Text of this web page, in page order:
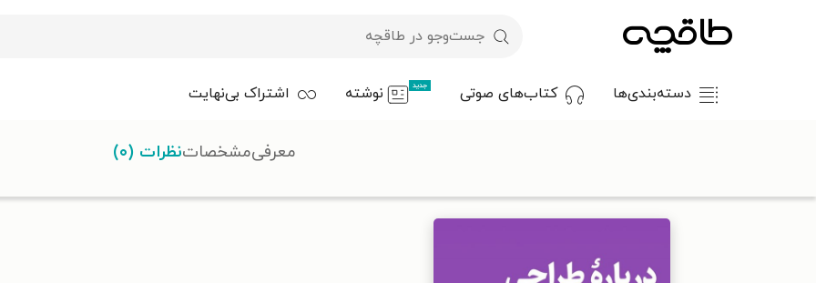
دسته‌بندی‌ها کتاب‌های صوتی جدید نوشته اشتراک بی‌نهایت
معرفیمشخصاتنظرات (۰)